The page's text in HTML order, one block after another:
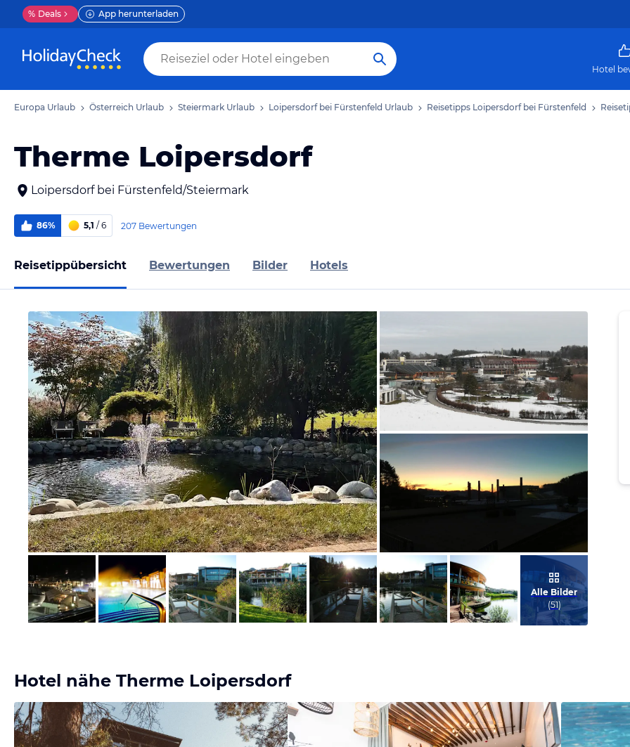
% Deals App herunterladen
Hotel
Europa Urlaub Österreich Urlaub Steiermark Urlaub Loipersdorf bei Fürstenfeld Urlaub Reisetipps Loipersdorf bei Fürstenfeld
Therme Loipersdorf
Loipersdorf bei Fürstenfeld/Steiermark
86% 5,1 / 6 207 Bewertungen
Reisetippübersicht Bewertungen Bilder Hotels
Bild melden
von Christoph
Bild melden
von Gabi & Helmut
Bild melden
von Thomas
Alle Bilder
(51)
Hotel nähe Therme Loipersdorf